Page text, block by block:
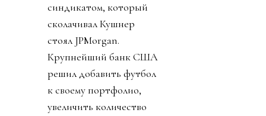
синдикатом, который
сколачивал Кушнер
стоял JPMorgan.
Крупнейший банк США
решил добавить футбол
к своему портфолио,
увеличить количество